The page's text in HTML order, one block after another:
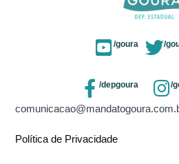
/goura /
/depgoura /
Política de Privacidade